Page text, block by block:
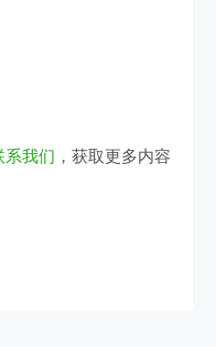
系我们 ，获取更多内容